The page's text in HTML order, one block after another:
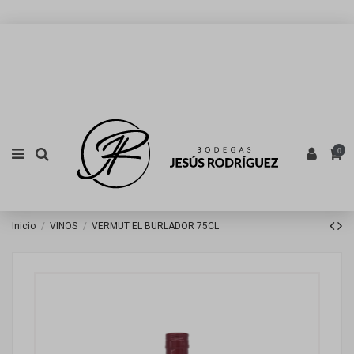
0
Inicio VINOS VERMUT EL BURLADOR 75CL